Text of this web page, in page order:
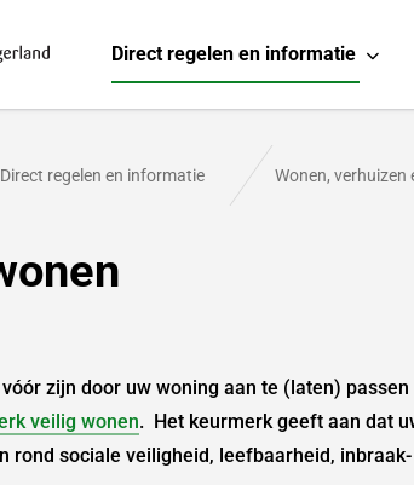
Direct regelen en informatie
Direct regelen en informatie Wonen, verhuizen
zijn door uw woning aan te (laten)
veilig wonen. Het keurmerk geeft aan dat
rond sociale veiligheid, leefbaarheid,